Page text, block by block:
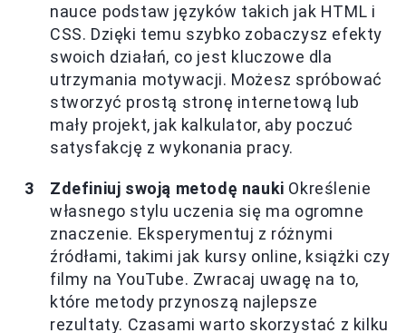
nauce podstaw języków takich jak HTML i
CSS. Dzięki temu szybko zobaczysz efekty
swoich działań, co jest kluczowe dla
utrzymania motywacji. Możesz spróbować
stworzyć prostą stronę internetową lub
mały projekt, jak kalkulator, aby poczuć
satysfakcję z wykonania pracy.
Zdefiniuj swoją metodę nauki Określenie
własnego stylu uczenia się ma ogromne
znaczenie. Eksperymentuj z różnymi
źródłami, takimi jak kursy online, książki czy
filmy na YouTube. Zwracaj uwagę na to,
które metody przynoszą najlepsze
rezultaty. Czasami warto skorzystać z kilku